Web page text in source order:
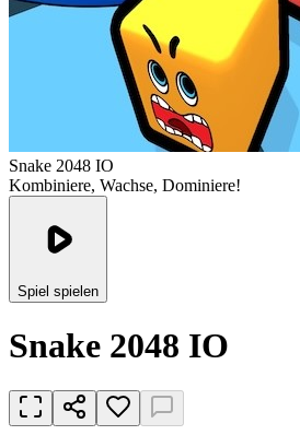
Snake 2048 IO
Kombiniere, Wachse, Dominiere!
Spiel spielen
Snake 2048 IO